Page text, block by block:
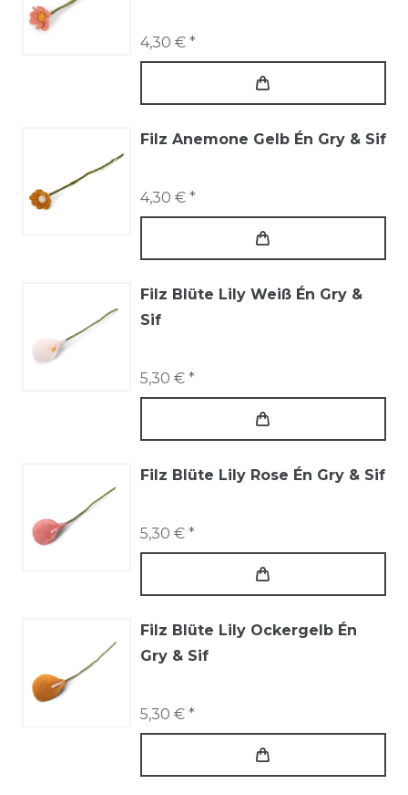
4,30 € *
Filz Anemone Gelb Én Gry & Sif
4,30 € *
Filz Blüte Lily Weiß Én Gry &
Sif
5,30 € *
Filz Blüte Lily Rose Én Gry & Sif
5,30 € *
Filz Blüte Lily Ockergelb Én
Gry & Sif
5,30 € *